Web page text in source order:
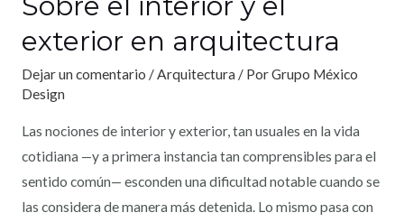
exterior en arquitectura
Dejar un comentario /Arquitectura / PorGrupo México
Design
Las nociones de interior y exterior, tan usuales en la vida
cotidiana —y a primera instancia tan comprensibles para el
sentido común— esconden una dificultad notable cuando se
las considera de manera más detenida. Lo mismo pasa con